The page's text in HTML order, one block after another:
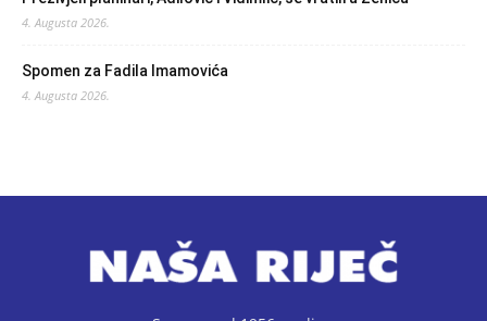
4. Augusta 2026.
Spomen za Fadila Imamovića
4. Augusta 2026.